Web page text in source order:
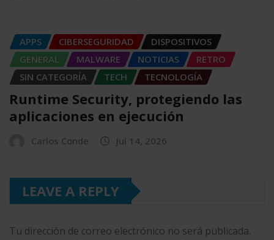
APPS CIBERSEGURIDAD
DISPOSITIVOS
GENERAL
MALWARE NOTICIAS
RETRO
SIN CATEGORÍA
TECH TECNOLOGÍA
Runtime Security, protegiendo las
aplicaciones en ejecución
Carlos Conde Jul 14, 2026
LEAVE A REPLY
Tu dirección de correo electrónico no será publicada.